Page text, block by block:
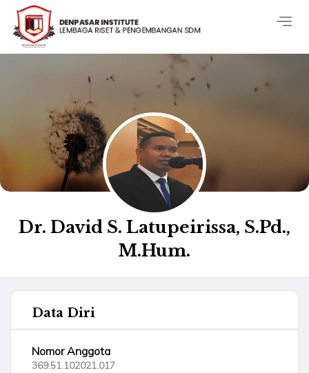
Dr. David S. Latupeirissa, S.Pd.,
M.Hum.
Data Diri
Nomor Anggota
369.51.102021.017